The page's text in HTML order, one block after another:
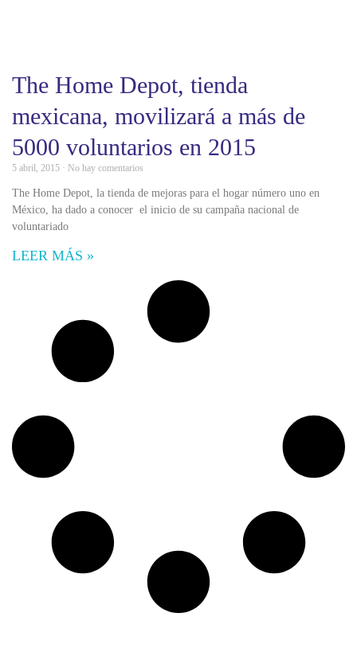
The Home Depot, tienda
mexicana, movilizará a más de
5000 voluntarios en 2015
5 abril, 2015 No hay comentarios
The Home Depot, la tienda de mejoras para el hogar número uno en
México, ha dado a conocer el inicio de su campaña nacional de
voluntariado
LEER MÁS »